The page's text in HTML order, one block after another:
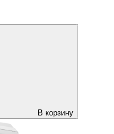
В корзину